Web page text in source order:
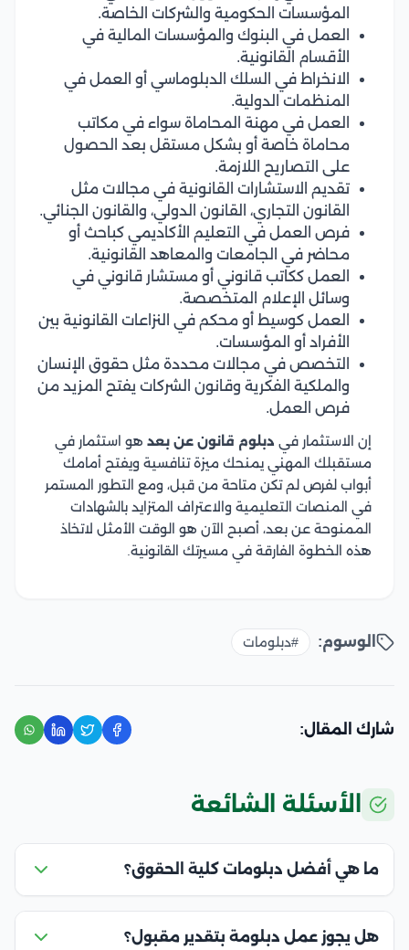
المؤسسات الحكومية والشركات الخاصة.
العمل في البنوك والمؤسسات المالية في
الأقسام القانونية.
الانخراط في السلك الدبلوماسي أو العمل في
المنظمات الدولية.
العمل في مهنة المحاماة سواء في مكاتب
محاماة خاصة أو بشكل مستقل بعد الحصول
على التصاريح اللازمة.
تقديم الاستشارات القانونية في مجالات مثل
القانون التجاري، القانون الدولي، والقانون الجنائي.
فرص العمل في التعليم الأكاديمي كباحث أو
محاضر في الجامعات والمعاهد القانونية.
العمل ككاتب قانوني أو مستشار قانوني في
وسائل الإعلام المتخصصة.
العمل كوسيط أو محكم في النزاعات القانونية بين
الأفراد أو المؤسسات.
التخصص في مجالات محددة مثل حقوق الإنسان
والملكية الفكرية وقانون الشركات يفتح المزيد من
فرص العمل.
إن الاستثمار في دبلوم قانون عن بعد هو استثمار في
مستقبلك المهني يمنحك ميزة تنافسية ويفتح أمامك
أبواب لفرص لم تكن متاحة من قبل، ومع التطور المستمر
في المنصات التعليمية والاعتراف المتزايد بالشهادات
الممنوحة عن بعد، أصبح الآن هو الوقت الأمثل لاتخاذ
هذه الخطوة الفارقة في مسيرتك القانونية.
الوسوم: #دبلومات
شارك المقال:
الأسئلة الشائعة
ما هي أفضل دبلومات كلية الحقوق؟
هل يجوز عمل دبلومة بتقدير مقبول؟